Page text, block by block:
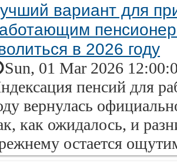
вариант для
в 2026 году
Sun, 01 Mar 2026
пенсий для
вернулась
как ожидалось, и
остается